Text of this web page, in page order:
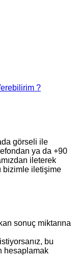
?
görseli ile
ya da +90
ileterek
bizimle iletişime
sonuç miktarına
bu
hesaplamak